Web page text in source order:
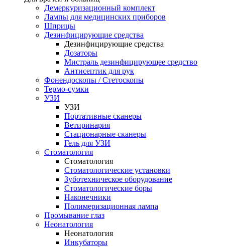
Демеркуризационный комплект
Лампы для медицинских приборов
Шприцы
Дезинфицирующие средства
Дезинфицирующие средства
Дозаторы
Мистраль дезинфицирующее средство
Антисептик для рук
Фонендоскопы / Стетоскопы
Термо-сумки
УЗИ
УЗИ
Портативные сканеры
Ветиринария
Стационарные сканеры
Гель для УЗИ
Стоматология
Стоматология
Стоматологические установки
Зуботехническое оборудование
Стоматологические боры
Наконечники
Полимеризационная лампа
Промывание глаз
Неонатология
Неонатология
Инкубаторы